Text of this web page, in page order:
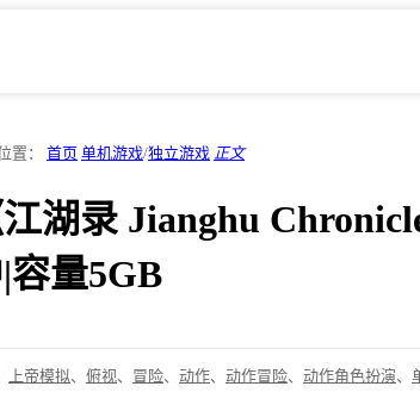
置： 首页 单机游戏/独立游戏 正文
江湖录 Jianghu
容量5GB
上帝模拟、 俯视、 冒险、 动作、 动作冒险、 动作角色扮演、